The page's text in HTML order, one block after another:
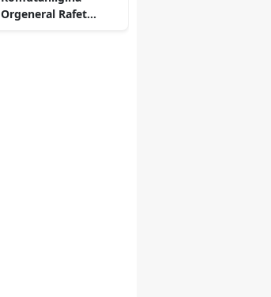
Orgeneral Rafet